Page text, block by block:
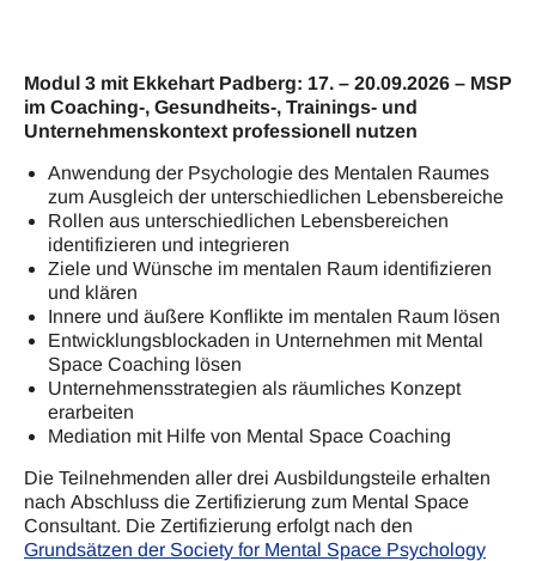
Modul 3 mit Ekkehart Padberg: 17. – 20.09.2026 – MSP
im Coaching-, Gesundheits-, Trainings- und
Unternehmenskontext professionell nutzen
Anwendung der Psychologie des Mentalen Raumes
zum Ausgleich der unterschiedlichen Lebensbereiche
Rollen aus unterschiedlichen Lebensbereichen
identifizieren und integrieren
Ziele und Wünsche im mentalen Raum identifizieren
und klären
Innere und äußere Konflikte im mentalen Raum lösen
Entwicklungsblockaden in Unternehmen mit Mental
Space Coaching lösen
Unternehmensstrategien als räumliches Konzept
erarbeiten
Mediation mit Hilfe von Mental Space Coaching
Die Teilnehmenden aller drei Ausbildungsteile erhalten
nach Abschluss die Zertifizierung zum Mental Space
Consultant. Die Zertifizierung erfolgt nach den
Grundsätzen der Society for Mental Space Psychology